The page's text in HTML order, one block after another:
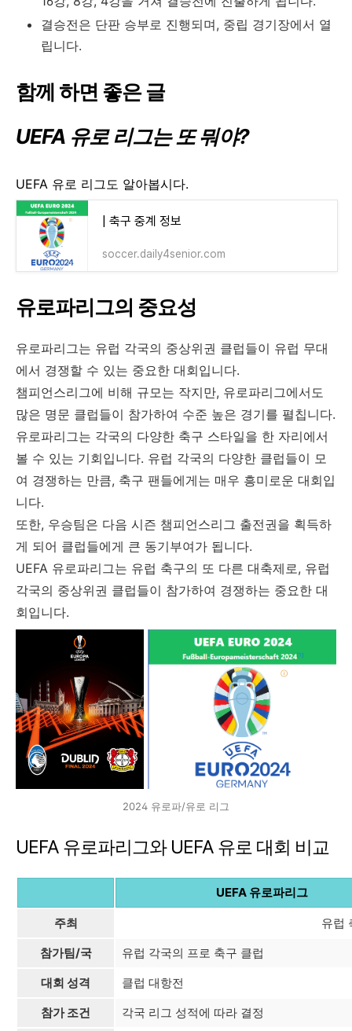
결승전은 단판 승부로 진행되며, 중립 경기장에서 열
립니다.
함께 하면 좋은 글
UEFA 유로 리그는 또 뭐야?
UEFA 유로 리그도 알아봅시다.
| 축구 중계 정보
soccer.daily4senior.com
유로파리그의 중요성
유로파리그는 유럽 각국의 중상위권 클럽들이 유럽 무대
에서 경쟁할 수 있는 중요한 대회입니다.
챔피언스리그에 비해 규모는 작지만, 유로파리그에서도
많은 명문 클럽들이 참가하여 수준 높은 경기를 펼칩니다.
유로파리그는 각국의 다양한 축구 스타일을 한 자리에서
볼 수 있는 기회입니다. 유럽 각국의 다양한 클럽들이 모
여 경쟁하는 만큼, 축구 팬들에게는 매우 흥미로운 대회입
니다.
또한, 우승팀은 다음 시즌 챔피언스리그 출전권을 획득하
게 되어 클럽들에게 큰 동기부여가 됩니다.
UEFA 유로파리그는 유럽 축구의 또 다른 대축제로, 유럽
각국의 중상위권 클럽들이 참가하여 경쟁하는 중요한 대
회입니다.
2024 유로파/유로 리그
UEFA 유로파리그와 UEFA 유로 대회 비교
UEFA 유로파리그
주최
유럽
참가팀/국
유럽 각국의 프로 축구 클럽
대회 성격
클럽 대항전
참가 조건
각국 리그 성적에 따라 결정